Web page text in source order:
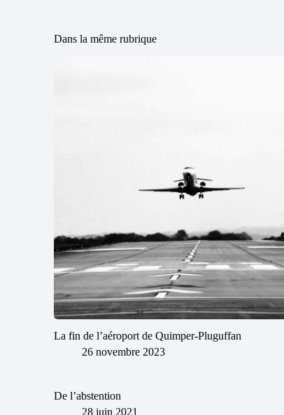
Dans la même rubrique
La fin de l’aéroport de Quimper-Pluguffan
26 novembre 2023
De l’abstention
28 juin 2021